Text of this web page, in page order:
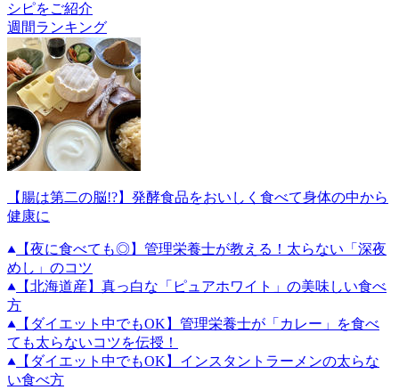
シピをご紹介
週間ランキング
【腸は第二の脳!?】発酵食品をおいしく食べて身体の中から
健康に
【夜に食べても◎】管理栄養士が教える！太らない「深夜
めし」のコツ
【北海道産】真っ白な「ピュアホワイト」の美味しい食べ
方
【ダイエット中でもOK】管理栄養士が「カレー」を食べ
ても太らないコツを伝授！
【ダイエット中でもOK】インスタントラーメンの太らな
い食べ方